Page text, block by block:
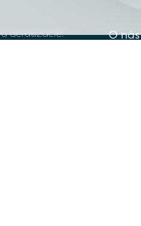
deratizácie.
O nás